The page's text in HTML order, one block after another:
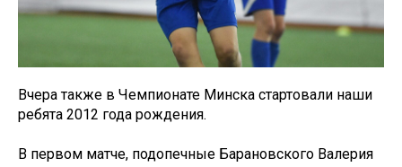
Вчера также в Чемпионате Минска стартовали наши
ребята 2012 года рождения.
В первом матче, подопечные Барановского Валерия